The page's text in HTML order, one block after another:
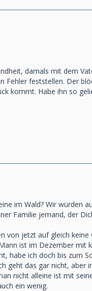
damals mit dem
Fehler feststellen. Der
kommt. Habe ihn so
im Wald? Wir würden
Familie jemand, der
von jetzt auf gleich
ist im Dezember mit
habe ich doch bis zum
geht das gar nicht, aber
nicht alleine ist mit
ein wenig.